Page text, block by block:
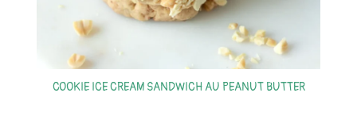
COOKIE ICE CREAM SANDWICH AU PEANUT BUTTER